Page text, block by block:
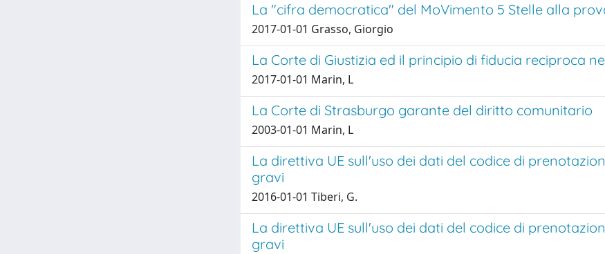
La "cifra democratica" del MoVimento 5 Stelle alla
2017-01-01 Grasso, Giorgio
La Corte di Giustizia ed il principio di fiducia reciproca
2017-01-01 Marin, L
La Corte di Strasburgo garante del diritto comunitario
2003-01-01 Marin, L
La direttiva UE sull'uso dei dati del codice di
gravi
2016-01-01 Tiberi, G.
La direttiva UE sull'uso dei dati del codice di
gravi